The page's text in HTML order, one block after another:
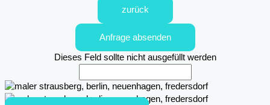
zurück
Anfrage absenden
Dieses Feld sollte nicht ausgefüllt werden